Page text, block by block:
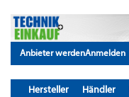
Anbieter werdenAnmelden
Hersteller Händler